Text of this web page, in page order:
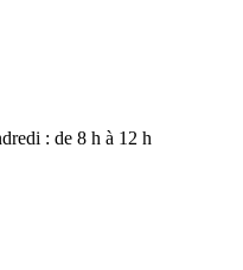
: de 8 h à 12 h